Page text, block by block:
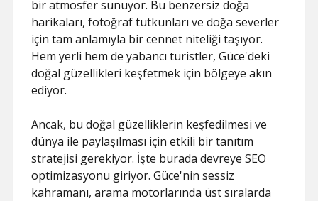
bir atmosfer sunuyor. Bu benzersiz doğa
harikaları, fotoğraf tutkunları ve doğa severler
için tam anlamıyla bir cennet niteliği taşıyor.
Hem yerli hem de yabancı turistler, Güce'deki
doğal güzellikleri keşfetmek için bölgeye akın
ediyor.
Ancak, bu doğal güzelliklerin keşfedilmesi ve
dünya ile paylaşılması için etkili bir tanıtım
stratejisi gerekiyor. İşte burada devreye SEO
optimizasyonu giriyor. Güce'nin sessiz
kahramanı, arama motorlarında üst sıralarda